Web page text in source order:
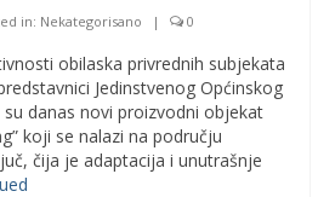
in: Nekategorisano | 0
obilaska privrednih subjekata
Jedinstvenog Općinskog
danas novi proizvodni objekat
koji se nalazi na području
čija je adaptacija i unutrašnje